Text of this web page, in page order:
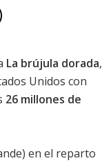
La brújula dorada,
Unidos con
26 millones de
) en el reparto